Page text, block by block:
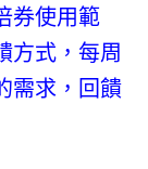
券使用範
方式，每周
需求，回饋